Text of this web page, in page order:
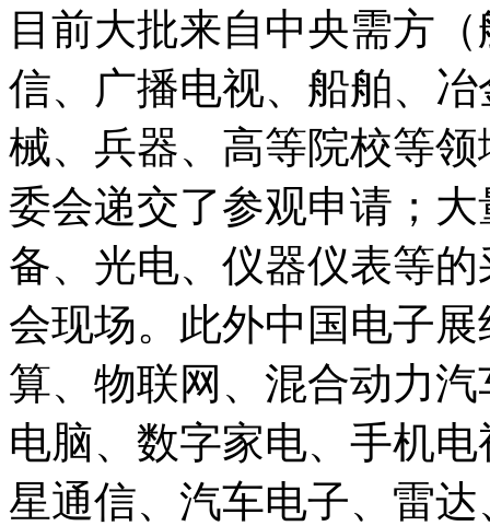
目前大批来自中央需方
信、广播电视、船舶、
械、兵器、高等院校等
委会递交了参观申请；
备、光电、仪器仪表等
会现场。此外中国电子
算、物联网、混合动力
电脑、数字家电、手机
星通信、汽车电子、雷